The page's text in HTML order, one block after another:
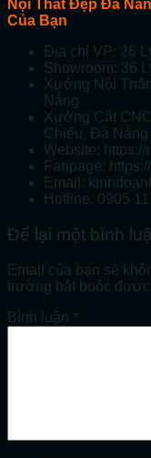
Nội Thất Đẹp Đà
Của Bạn
Địa chỉ VP: 26
Showroom: 36
Xưởng Nội
Nẵng
Xưởng Cắt
Chiểu, Đà Nẵng
Website:
Fanpage:
Email:
Hotline: 0905
Để lại một bình
Email của bạn sẽ
trường bắt buộc
Bình luận *